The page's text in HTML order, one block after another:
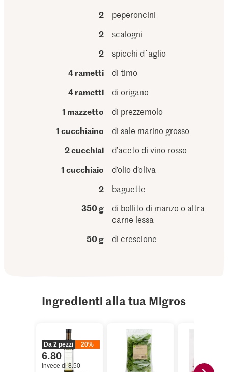
2
peperoncini
2
scalogni
2
spicchi d´aglio
4 rametti
di timo
4 rametti
di origano
1 mazzetto
di prezzemolo
1 cucchiaino
di sale marino grosso
2 cucchiai
d’aceto di vino rosso
1 cucchiaio
d’olio d’oliva
2
baguette
350 g
di bollito di manzo o altra
carne lessa
50 g
di crescione
Ingredienti alla tua Migros
Da 2 pezzi 20%
6.80
invece di 8.50